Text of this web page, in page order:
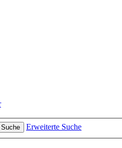
Suche Erweiterte Suche